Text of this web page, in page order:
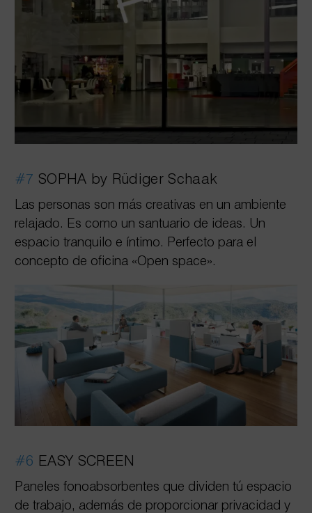
#7 SOPHA by Rüdiger Schaak
Las personas son más creativas en un ambiente
relajado. Es como un santuario de ideas. Un
espacio tranquilo e íntimo. Perfecto para el
concepto de oficina «Open space».
#6 EASY SCREEN
Paneles fonoabsorbentes que dividen tú espacio
de trabajo, además de proporcionar privacidad y